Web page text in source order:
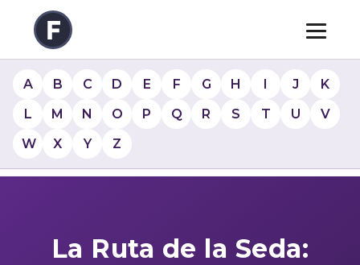
A B C D E F G H I J
K
L
M N O P Q R S T U
V
W
X Y Z
La Ruta de la Seda: